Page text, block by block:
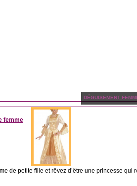
DÉGUISEMENT
femme
de petite fille et rêvez d’être une princesse qui